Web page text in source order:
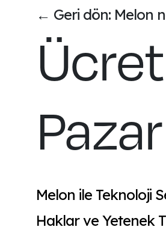
← Geri dön: Melon
Melon ile Teknoloji
Haklar ve Yetenek